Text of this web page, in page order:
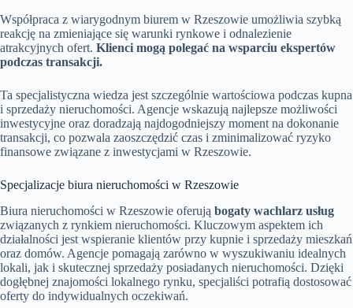
Współpraca z wiarygodnym biurem w Rzeszowie umożliwia szybką
reakcję na zmieniające się warunki rynkowe i odnalezienie
atrakcyjnych ofert. Klienci mogą polegać na wsparciu ekspertów
podczas transakcji.
Ta specjalistyczna wiedza jest szczególnie wartościowa podczas kupna
i sprzedaży nieruchomości. Agencje wskazują najlepsze możliwości
inwestycyjne oraz doradzają najdogodniejszy moment na dokonanie
transakcji, co pozwala zaoszczędzić czas i zminimalizować ryzyko
finansowe związane z inwestycjami w Rzeszowie.
Specjalizacje biura nieruchomości w Rzeszowie
Biura nieruchomości w Rzeszowie oferują bogaty wachlarz usług
związanych z rynkiem nieruchomości. Kluczowym aspektem ich
działalności jest wspieranie klientów przy kupnie i sprzedaży mieszkań
oraz domów. Agencje pomagają zarówno w wyszukiwaniu idealnych
lokali, jak i skutecznej sprzedaży posiadanych nieruchomości. Dzięki
dogłębnej znajomości lokalnego rynku, specjaliści potrafią dostosować
oferty do indywidualnych oczekiwań.